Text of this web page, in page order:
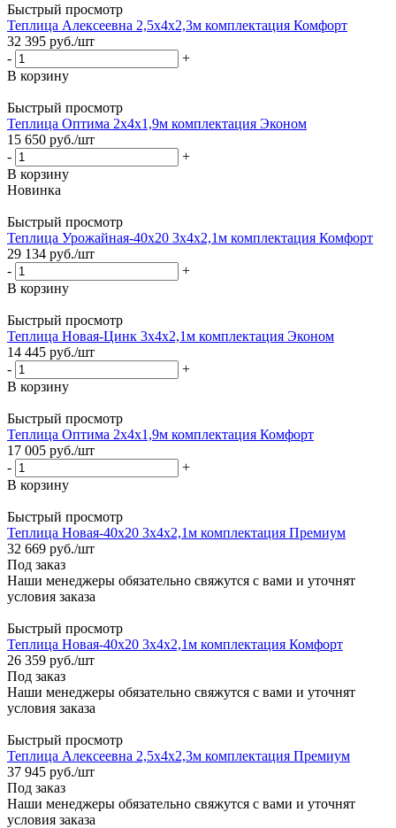
Быстрый просмотр
Теплица Алексеевна 2,5х4х2,3м комплектация Комфорт
32 395 руб./шт
-
+
В корзину
Быстрый просмотр
Теплица Оптима 2х4х1,9м комплектация Эконом
15 650 руб./шт
-
+
В корзину
Новинка
Быстрый просмотр
Теплица Урожайная-40х20 3х4х2,1м комплектация Комфорт
29 134 руб./шт
-
+
В корзину
Быстрый просмотр
Теплица Новая-Цинк 3х4х2,1м комплектация Эконом
14 445 руб./шт
-
+
В корзину
Быстрый просмотр
Теплица Оптима 2х4х1,9м комплектация Комфорт
17 005 руб./шт
-
+
В корзину
Быстрый просмотр
Теплица Новая-40х20 3х4х2,1м комплектация Премиум
32 669 руб./шт
Под заказ
Наши менеджеры обязательно свяжутся с вами и уточнят
условия заказа
Быстрый просмотр
Теплица Новая-40х20 3х4х2,1м комплектация Комфорт
26 359 руб./шт
Под заказ
Наши менеджеры обязательно свяжутся с вами и уточнят
условия заказа
Быстрый просмотр
Теплица Алексеевна 2,5х4х2,3м комплектация Премиум
37 945 руб./шт
Под заказ
Наши менеджеры обязательно свяжутся с вами и уточнят
условия заказа